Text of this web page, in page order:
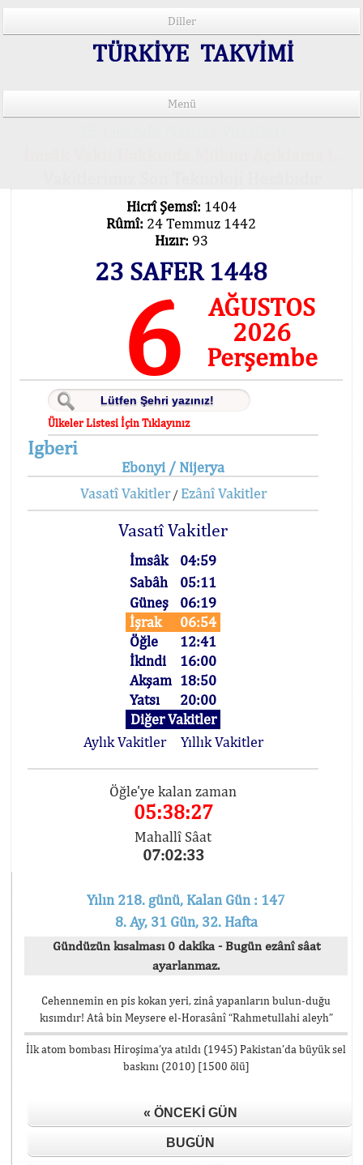
Diller
TÜRKİYE TAKVİMİ
Menü
Hicrî Şemsî: 1404
Rûmî: 24 Temmuz 1442
Hızır: 93
23 SAFER 1448
6
AĞUSTOS
2026
Perşembe
Ülkeler Listesi İçin Tıklayınız
Igberi
Ebonyi / Nijerya
Vasatî Vakitler/ Ezânî Vakitler
Vasatî Vakitler
İmsâk
04:59
Sabâh
05:11
Güneş
06:19
İşrak
06:54
Öğle
12:41
İkindi
16:00
Akşam 18:50
Yatsı
20:00
Diğer Vakitler
Aylık Vakitler
Yıllık Vakitler
Öğle'ye kalan zaman
05:38:27
Mahallî Sâat
07:02:33
Yılın 218. günü, Kalan Gün : 147
8. Ay, 31 Gün, 32. Hafta
Gündüzün kısalması 0 dakika - Bugün ezânî sâat
ayarlanmaz.
Cehennemin en pis kokan yeri, zinâ yapanların bulun-duğu
kısımdır! Atâ bin Meysere el-Horasânî “Rahmetullahi aleyh”
İlk atom bombası Hiroşima’ya atıldı (1945) Pakistan’da büyük sel
baskını (2010) [1500 ölü]
« ÖNCEKI GÜN
BUGÜN